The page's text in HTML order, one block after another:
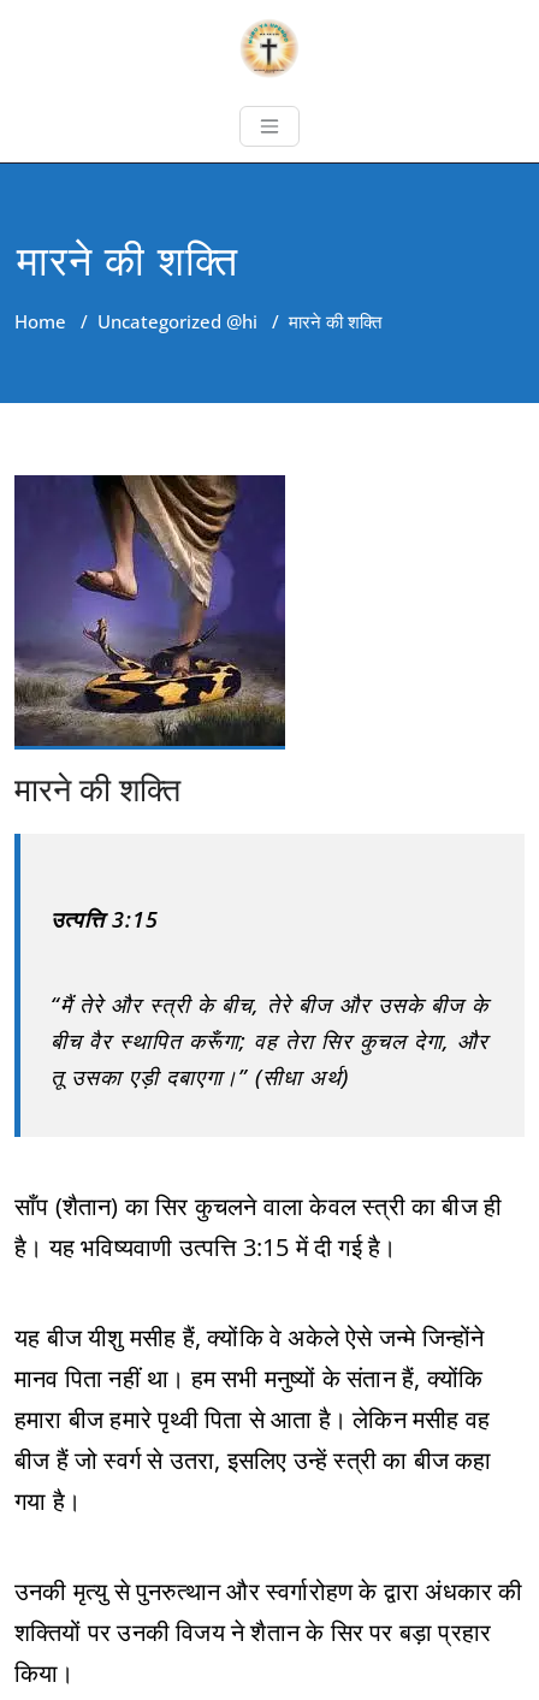
मारने की शक्ति
Home / Uncategorized @hi /मारने की शक्ति
मारने की शक्ति
उत्पत्ति 3:15
“मैं तेरे और स्त्री के बीच, तेरे बीज और उसके बीज के
बीच वैर स्थापित करूँगा; वह तेरा सिर कुचल देगा, और
तू उसका एड़ी दबाएगा।” (सीधा अर्थ)
साँप (शैतान) का सिर कुचलने वाला केवल स्त्री का बीज ही
है। यह भविष्यवाणी उत्पत्ति 3:15 में दी गई है।
यह बीज यीशु मसीह हैं, क्योंकि वे अकेले ऐसे जन्मे जिन्होंने
मानव पिता नहीं था। हम सभी मनुष्यों के संतान हैं, क्योंकि
हमारा बीज हमारे पृथ्वी पिता से आता है। लेकिन मसीह वह
बीज हैं जो स्वर्ग से उतरा, इसलिए उन्हें स्त्री का बीज कहा
गया है।
उनकी मृत्यु से पुनरुत्थान और स्वर्गारोहण के द्वारा अंधकार की
शक्तियों पर उनकी विजय ने शैतान के सिर पर बड़ा प्रहार
किया।